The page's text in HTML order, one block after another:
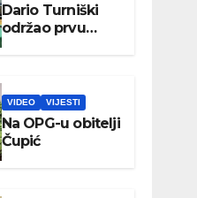
Dario Turniški
održao prvu
konferenciju za
VIDEO VIJESTI
Na OPG-u obitelji
Čupić